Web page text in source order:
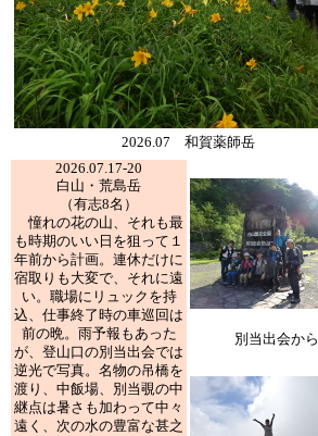
2026.07 和賀薬師岳
2026.07.17-20
白山・荒島岳
（有志8名）
憧れの花の山、それも最
も時期のいい日を狙って１
年前から計画。連休だけに
宿取りも大変で、それに遠
い。職場にリュックを持
込、仕事終了時の車巡回は
前の晩。雨予報もあった
が、登山口の別当出会では
逆光で写真。名物の吊橋を
渡り、中飯場、別当覗の中
継点は暑さも加わって中々
遠く、次の水の豊富な甚之
別当出会から